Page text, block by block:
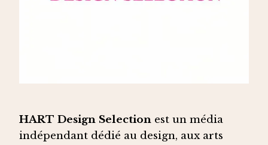
HART Design Selection est un média
indépendant dédié au design, aux arts